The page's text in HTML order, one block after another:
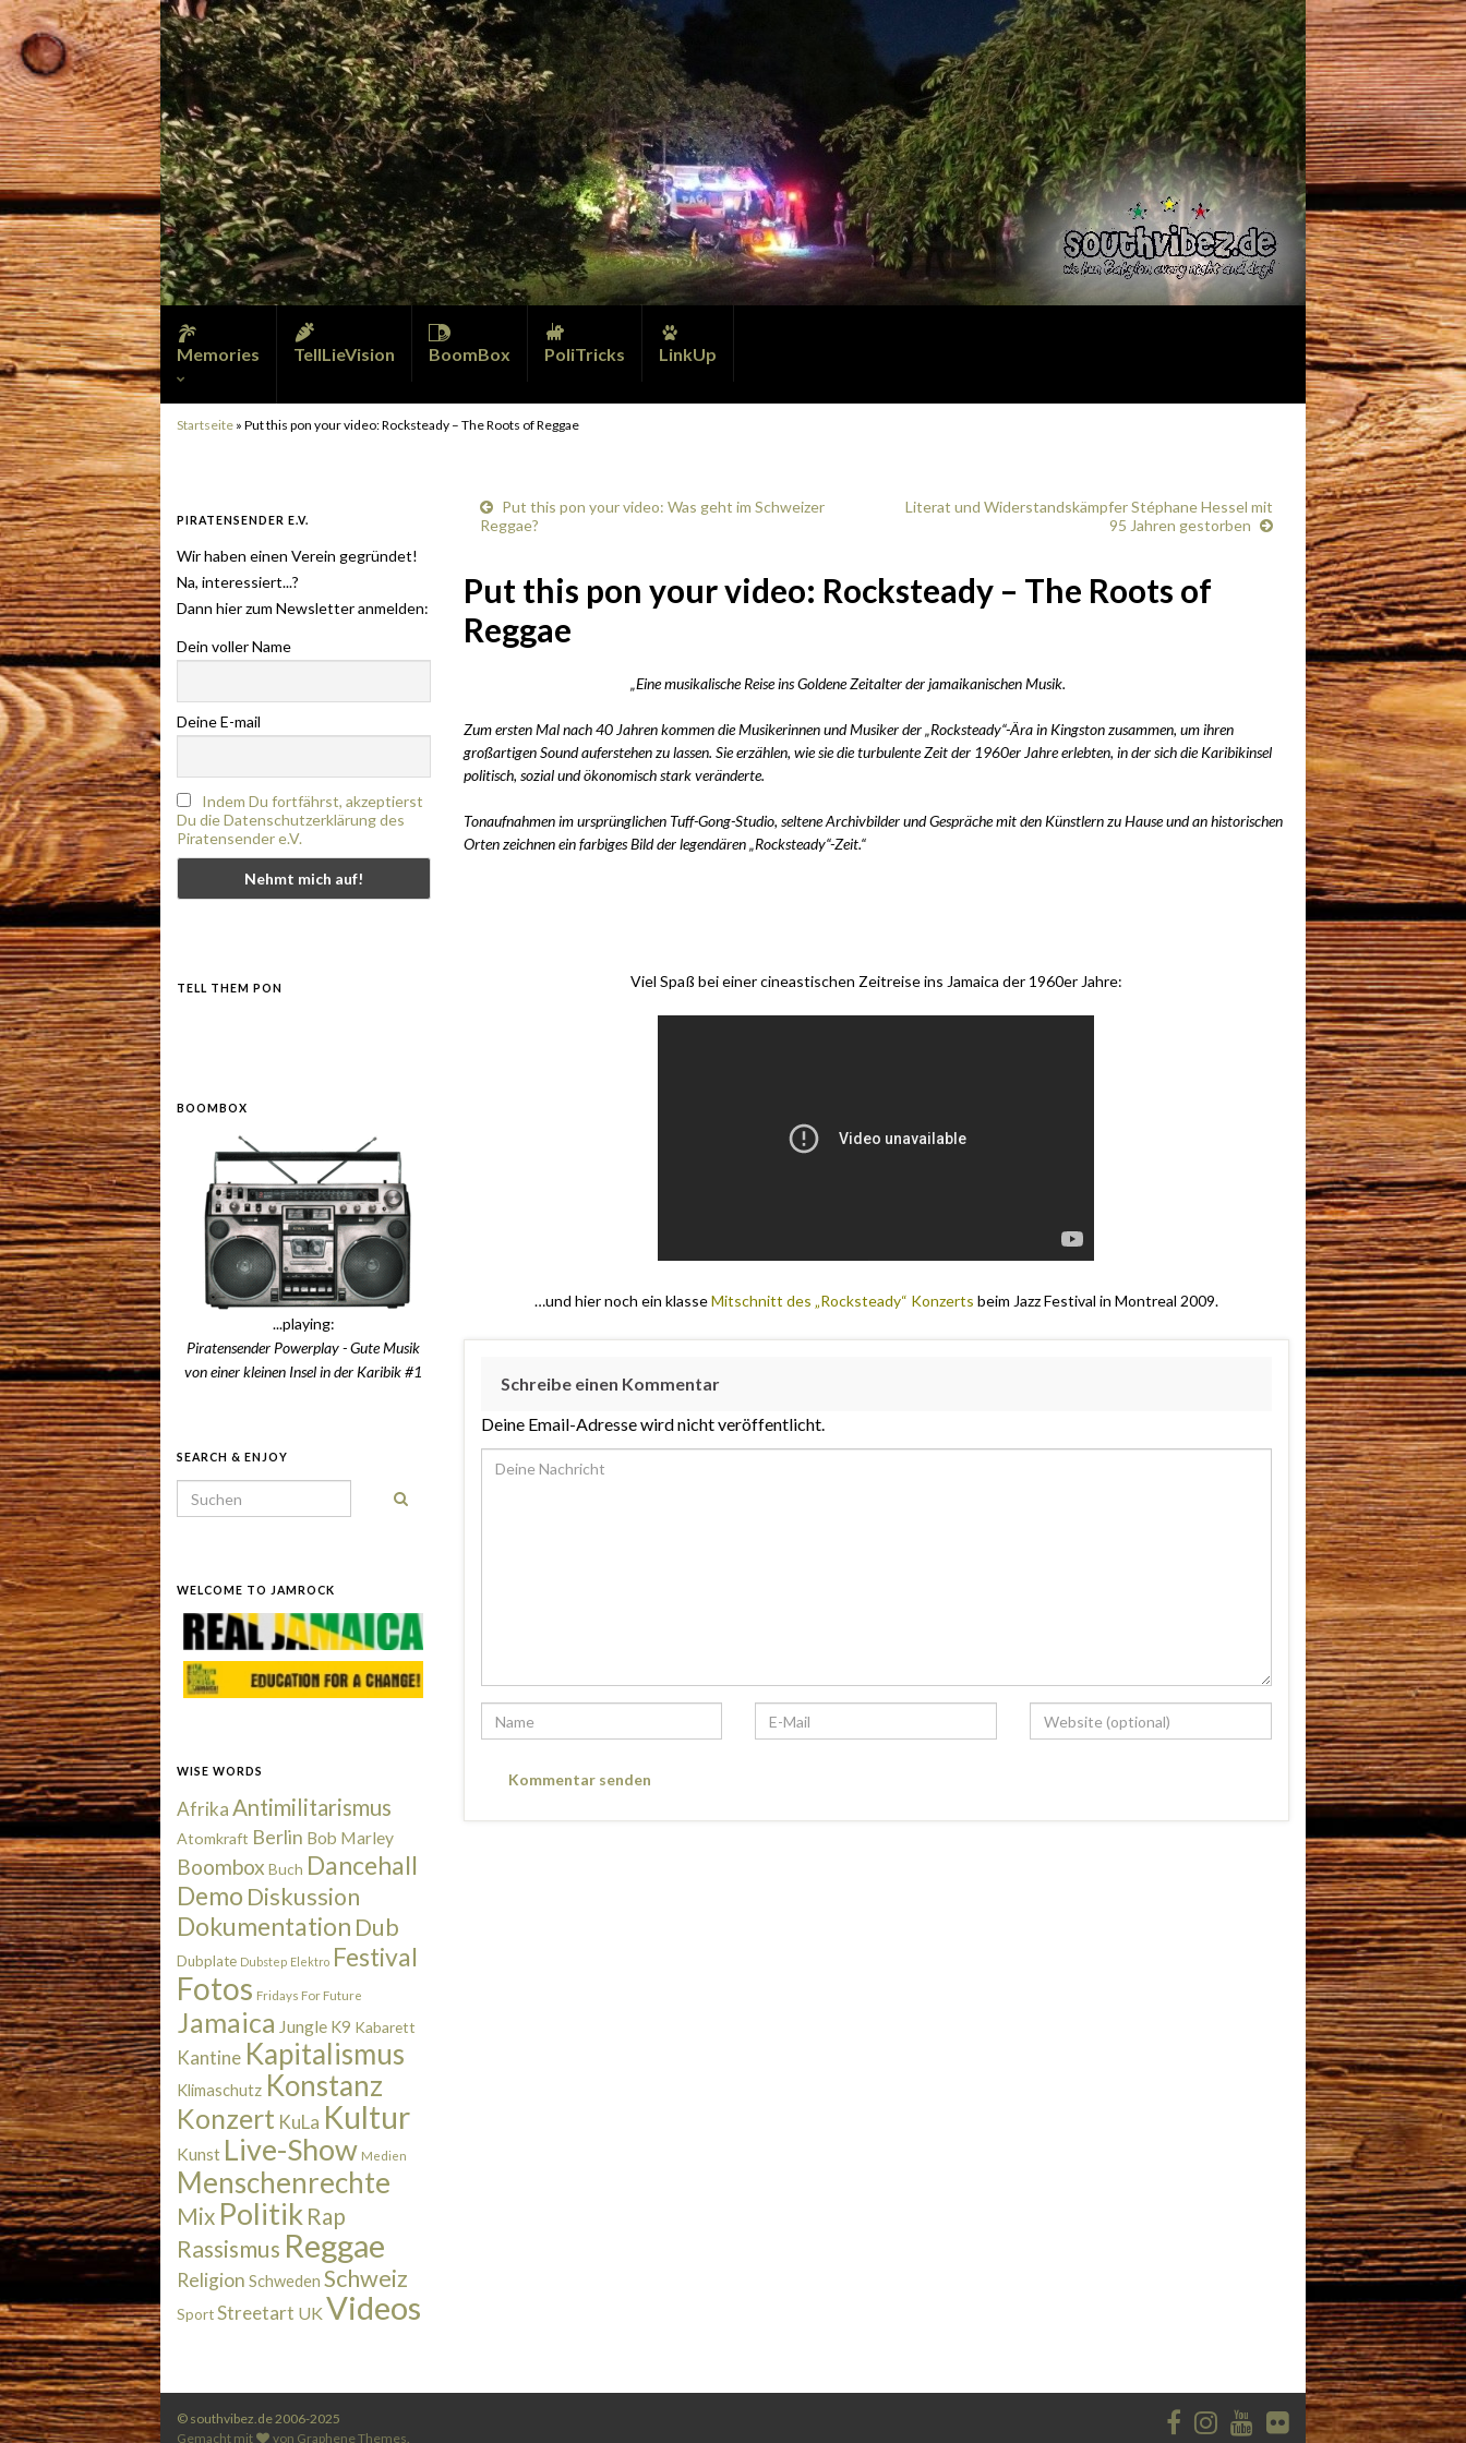
Memories TellLieVision BoomBox PoliTricks LinkUp
Startseite » Put this pon your video: Rocksteady – The Roots of Reggae
Put this pon your video: Was geht im Schweizer
Reggae?
Literat und Widerstandskämpfer Stéphane Hessel mit
95 Jahren gestorben
Put this pon your video: Rocksteady – The Roots of
Reggae
„Eine musikalische Reise ins Goldene Zeitalter der jamaikanischen Musik.
Zum ersten Mal nach 40 Jahren kommen die Musikerinnen und Musiker der „Rocksteady“-Ära in Kingston zusammen, um ihren
großartigen Sound auferstehen zu lassen. Sie erzählen, wie sie die turbulente Zeit der 1960er Jahre erlebten, in der sich die Karibikinsel
politisch, sozial und ökonomisch stark veränderte.
Tonaufnahmen im ursprünglichen Tuff-Gong-Studio, seltene Archivbilder und Gespräche mit den Künstlern zu Hause und an historischen
Orten zeichnen ein farbiges Bild der legendären „Rocksteady“-Zeit.“
Viel Spaß bei einer cineastischen Zeitreise ins Jamaica der 1960er Jahre:
…und hier noch ein klasseMitschnitt des „Rocksteady“ Konzerts beim Jazz Festival in Montreal 2009.
Schreibe einen Kommentar
Deine Email-Adresse wird nicht veröffentlicht.
PIRATENSENDER E.V.
Wir haben einen Verein gegründet!
Na, interessiert...?
Dann hier zum Newsletter anmelden:
Dein voller Name
Deine E-mail
Indem Du fortfährst, akzeptierst
Du die Datenschutzerklärung des
Piratensender e.V.
TELL THEM PON
BOOMBOX
...playing:
Piratensender Powerplay - Gute Musik
von einer kleinen Insel in der Karibik #1
SEARCH & ENJOY
Search for:
WELCOME TO JAMROCK
WISE WORDS
AfrikaAntimilitarismus
Atomkraft Berlin Bob Marley
Boombox Buch Dancehall
Demo Diskussion
Dokumentation Dub
Dubplate Dubstep Elektro Festival
Fotos Fridays For Future
Jamaica Jungle K9 Kabarett
Kantine Kapitalismus
Klimaschutz Konstanz
Konzert KuLa Kultur
Kunst Live-Show Medien
Menschenrechte
Mix Politik Rap
Rassismus Reggae
Religion Schweden Schweiz
SportStreetart UKVideos
© southvibez.de 2006-2025
Gemacht mit
von Graphene Themes.